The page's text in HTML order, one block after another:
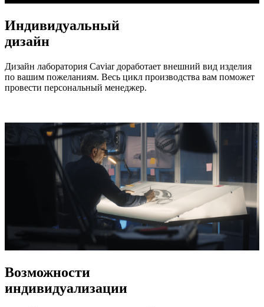
Индивидуальный
дизайн
Дизайн лаборатория Caviar доработает внешний вид изделия
по вашим пожеланиям. Весь цикл производства вам поможет
провести персональный менеджер.
Возможности
индивидуализации